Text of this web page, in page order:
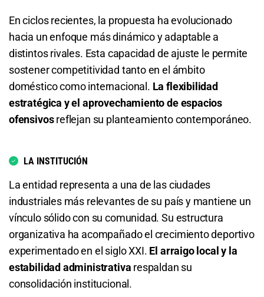
En ciclos recientes, la propuesta ha evolucionado
hacia un enfoque más dinámico y adaptable a
distintos rivales. Esta capacidad de ajuste le permite
sostener competitividad tanto en el ámbito
doméstico como internacional. La flexibilidad
estratégica y el aprovechamiento de espacios
ofensivosreflejan su planteamiento contemporáneo.
LA INSTITUCIÓN
La entidad representa a una de las ciudades
industriales más relevantes de su país y mantiene un
vínculo sólido con su comunidad. Su estructura
organizativa ha acompañado el crecimiento deportivo
experimentado en el siglo XXI. El arraigo local y la
estabilidad administrativa respaldan su
consolidación institucional.